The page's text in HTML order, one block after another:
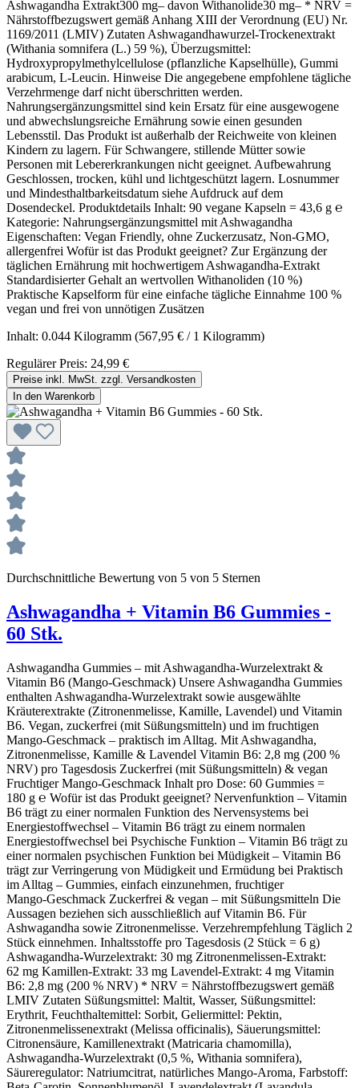
Ashwagandha Extrakt300 mg– davon Withanolide30 mg– * NRV =
Nährstoffbezugswert gemäß Anhang XIII der Verordnung (EU) Nr.
1169/2011 (LMIV) Zutaten Ashwagandhawurzel-Trockenextrakt
(Withania somnifera (L.) 59 %), Überzugsmittel:
Hydroxypropylmethylcellulose (pflanzliche Kapselhülle), Gummi
arabicum, L-Leucin. Hinweise Die angegebene empfohlene tägliche
Verzehrmenge darf nicht überschritten werden.
Nahrungsergänzungsmittel sind kein Ersatz für eine ausgewogene
und abwechslungsreiche Ernährung sowie einen gesunden
Lebensstil. Das Produkt ist außerhalb der Reichweite von kleinen
Kindern zu lagern. Für Schwangere, stillende Mütter sowie
Personen mit Lebererkrankungen nicht geeignet. Aufbewahrung
Geschlossen, trocken, kühl und lichtgeschützt lagern. Losnummer
und Mindesthaltbarkeitsdatum siehe Aufdruck auf dem
Dosendeckel. Produktdetails Inhalt: 90 vegane Kapseln = 43,6 g ℮
Kategorie: Nahrungsergänzungsmittel mit Ashwagandha
Eigenschaften: Vegan Friendly, ohne Zuckerzusatz, Non-GMO,
allergenfrei Wofür ist das Produkt geeignet? Zur Ergänzung der
täglichen Ernährung mit hochwertigem Ashwagandha-Extrakt
Standardisierter Gehalt an wertvollen Withanoliden (10 %)
Praktische Kapselform für eine einfache tägliche Einnahme 100 %
vegan und frei von unnötigen Zusätzen
Inhalt: 0.044 Kilogramm (567,95 € / 1 Kilogramm)
Regulärer Preis: 24,99 €
Preise inkl. MwSt. zzgl. Versandkosten
In den Warenkorb
Durchschnittliche Bewertung von 5 von 5 Sternen
Ashwagandha + Vitamin B6 Gummies -
60 Stk.
Ashwagandha Gummies – mit Ashwagandha‑Wurzelextrakt &
Vitamin B6 (Mango‑Geschmack) Unsere Ashwagandha Gummies
enthalten Ashwagandha‑Wurzelextrakt sowie ausgewählte
Kräuterextrakte (Zitronenmelisse, Kamille, Lavendel) und Vitamin
B6. Vegan, zuckerfrei (mit Süßungsmitteln) und im fruchtigen
Mango‑Geschmack – praktisch im Alltag. Mit Ashwagandha,
Zitronenmelisse, Kamille & Lavendel Vitamin B6: 2,8 mg (200 %
NRV) pro Tagesdosis Zuckerfrei (mit Süßungsmitteln) & vegan
Fruchtiger Mango‑Geschmack Inhalt pro Dose: 60 Gummies =
180 g ℮ Wofür ist das Produkt geeignet? Nervenfunktion – Vitamin
B6 trägt zu einer normalen Funktion des Nervensystems bei
Energiestoffwechsel – Vitamin B6 trägt zu einem normalen
Energiestoffwechsel bei Psychische Funktion – Vitamin B6 trägt zu
einer normalen psychischen Funktion bei Müdigkeit – Vitamin B6
trägt zur Verringerung von Müdigkeit und Ermüdung bei Praktisch
im Alltag – Gummies, einfach einzunehmen, fruchtiger
Mango‑Geschmack Zuckerfrei & vegan – mit Süßungsmitteln Die
Aussagen beziehen sich ausschließlich auf Vitamin B6. Für
Ashwagandha sowie Zitronenmelisse. Verzehrempfehlung Täglich 2
Stück einnehmen. Inhaltsstoffe pro Tagesdosis (2 Stück = 6 g)
Ashwagandha‑Wurzelextrakt: 30 mg Zitronenmelissen‑Extrakt:
62 mg Kamillen‑Extrakt: 33 mg Lavendel‑Extrakt: 4 mg Vitamin
B6: 2,8 mg (200 % NRV) * NRV = Nährstoffbezugswert gemäß
LMIV Zutaten Süßungsmittel: Maltit, Wasser, Süßungsmittel:
Erythrit, Feuchthaltemittel: Sorbit, Geliermittel: Pektin,
Zitronenmelissenextrakt (Melissa officinalis), Säuerungsmittel:
Citronensäure, Kamillenextrakt (Matricaria chamomilla),
Ashwagandha‑Wurzelextrakt (0,5 %, Withania somnifera),
Säureregulator: Natriumcitrat, natürliches Mango‑Aroma, Farbstoff: